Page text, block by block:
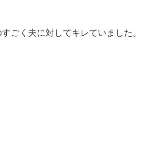
ごく夫に対してキレていました。